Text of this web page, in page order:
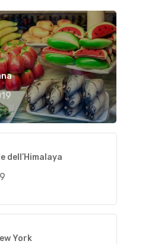
dell’Himalaya
York